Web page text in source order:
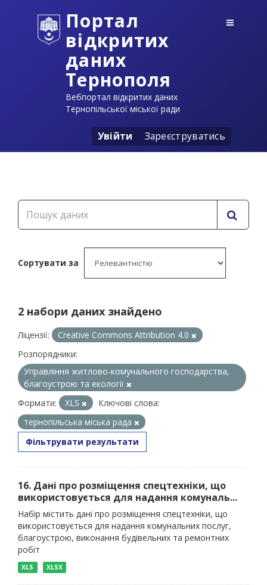
Портал
відкритих
даних
Тернополя
Вебпортал відкритих даних
Тернопільської міської ради
Увійти Зареєструватись
Сортувати за
2 набори даних знайдено
Ліцензії:
Creative Commons Attribution 4.0
Розпорядники:
Управління житлово-комунального господарства,
благоустрою та екології
Формати:
XLS
Ключові слова:
тернопільська міська рада
Фільтрувати результати
16. Дані про розміщення спецтехніки, що
використовується для надання комуналь...
Набір містить дані про розміщення спецтехніки, що
використовується для надання комунальних послуг,
благоустрою, виконання будівельних та ремонтних
робіт
XLS XLSX